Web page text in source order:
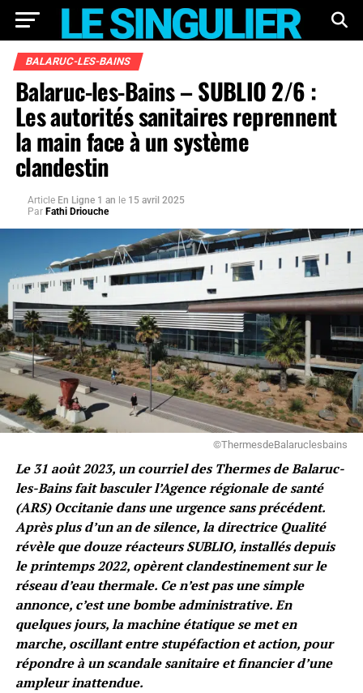
BALARUC-LES-BAINS
Balaruc-les-Bains – SUBLIO 2/6 :
Les autorités sanitaires reprennent
la main face à un système
clandestin
Article En Ligne 1 an le 15 avril 2025
Par Fathi Driouche
©ThermesdeBalaruclesbains
Le 31 août 2023, un courriel des Thermes de Balaruc-
les-Bains fait basculer l’Agence régionale de santé
(ARS) Occitanie dans une urgence sans précédent.
Après plus d’un an de silence, la directrice Qualité
révèle que douze réacteurs SUBLIO, installés depuis
le printemps 2022, opèrent clandestinement sur le
réseau d’eau thermale. Ce n’est pas une simple
annonce, c’est une bombe administrative. En
quelques jours, la machine étatique se met en
marche, oscillant entre stupéfaction et action, pour
répondre à un scandale sanitaire et financier d’une
ampleur inattendue.